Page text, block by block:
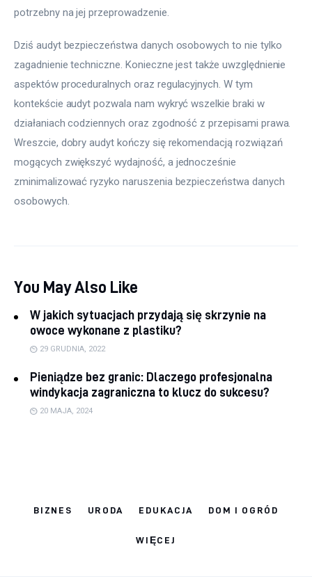
potrzebny na jej przeprowadzenie.
Dziś audyt bezpieczeństwa danych osobowych to nie tylko
zagadnienie techniczne. Konieczne jest także uwzględnienie
aspektów proceduralnych oraz regulacyjnych. W tym
kontekście audyt pozwala nam wykryć wszelkie braki w
działaniach codziennych oraz zgodność z przepisami prawa.
Wreszcie, dobry audyt kończy się rekomendacją rozwiązań
mogących zwiększyć wydajność, a jednocześnie
zminimalizować ryzyko naruszenia bezpieczeństwa danych
osobowych.
You May Also Like
W jakich sytuacjach przydają się skrzynie na
owoce wykonane z plastiku?
29 GRUDNIA, 2022
Pieniądze bez granic: Dlaczego profesjonalna
windykacja zagraniczna to klucz do sukcesu?
20 MAJA, 2024
BIZNES URODA EDUKACJA DOM I OGRÓD
WIĘCEJ